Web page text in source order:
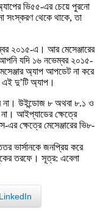
ভি৫৫-এর চেয়ে পুরনো
সংস্করণ থেকে থাকে, তা
২০১৫-এ। আর মেসেঞ্জারের
যদি ১৬ নভেম্বর ২০১৫-
অ্যাপ আপডেট না করে
এই দু’টি অ্যাপ।
উইন্ডোজ ৮ অথবা ৮.১ ও
আইপ্যাডের ক্ষেত্রে
ক্ষেত্রে মেসেঞ্জারের ভি৮-
ভার্সানকে জনপ্রিয় করে
তরফে। সূত্র: এবেলা
LinkedIn